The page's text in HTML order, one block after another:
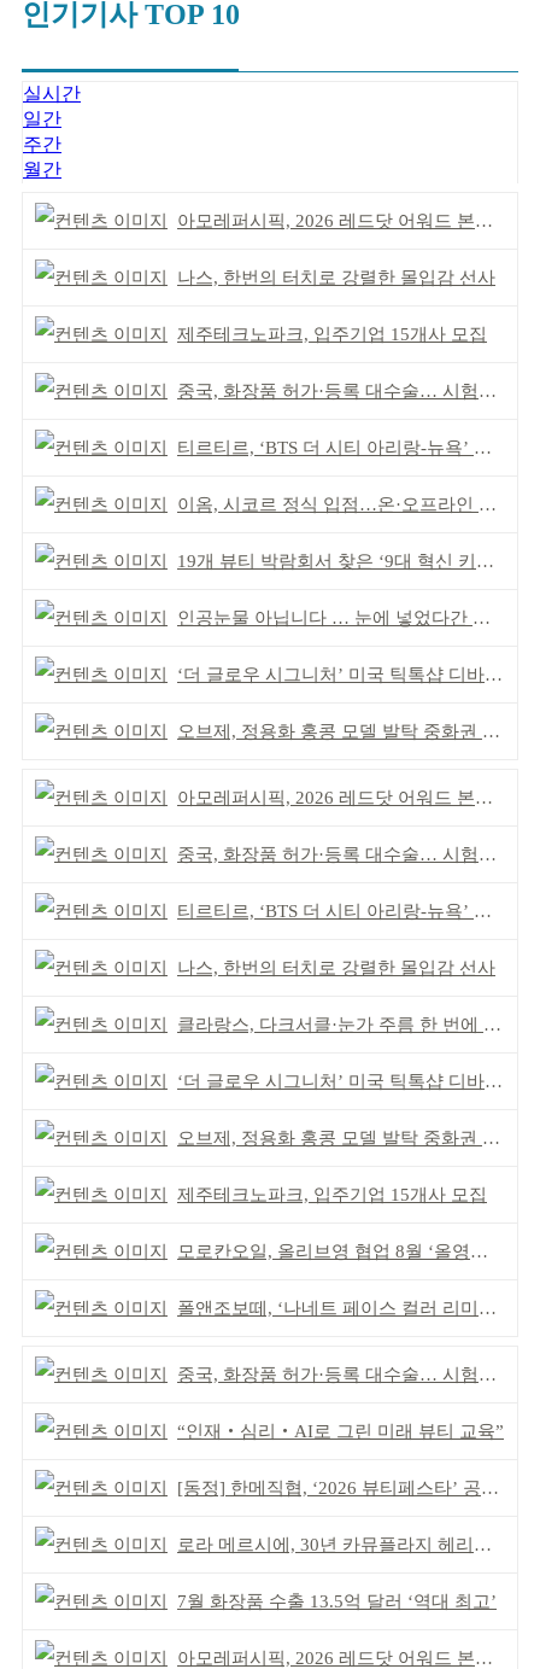
인기기사 TOP 10
실시간
일간
주간
월간
아모레퍼시픽, 2026 레드닷 어워드 본상 2개 수상
나스, 한번의 터치로 강렬한 몰입감 선사
제주테크노파크, 입주기업 15개사 모집
중국, 화장품 허가·등록 대수술… 시험자료 공용 허용
티르티르, ‘BTS 더 시티 아리랑-뉴욕’ 참여
이옴, 시코르 정식 입점…온·오프라인 유통망 확대
19개 뷰티 박람회서 찾은 ‘9대 혁신 키워드’
인공눈물 아닙니다 … 눈에 넣었다간 각막 손상
‘더 글로우 시그니처’ 미국 틱톡샵 디바이스 부문 1위
오브제, 정용화 홍콩 모델 발탁 중화권 공략 강화
아모레퍼시픽, 2026 레드닷 어워드 본상 2개 수상
중국, 화장품 허가·등록 대수술… 시험자료 공용 허용
티르티르, ‘BTS 더 시티 아리랑-뉴욕’ 참여
나스, 한번의 터치로 강렬한 몰입감 선사
클라랑스, 다크서클·눈가 주름 한 번에 더블 케어
‘더 글로우 시그니처’ 미국 틱톡샵 디바이스 부문 1위
오브제, 정용화 홍콩 모델 발탁 중화권 공략 강화
제주테크노파크, 입주기업 15개사 모집
모로칸오일, 올리브영 협업 8월 ‘올영픽’ 선정
폴앤조보떼, ‘나네트 페이스 컬러 리미티드’ 출시
중국, 화장품 허가·등록 대수술… 시험자료 공용 허용
“인재‧심리‧AI로 그린 미래 뷰티 교육”
[동정] 한메직협, ‘2026 뷰티페스타’ 공동 주최
로라 메르시에, 30년 카뮤플라지 헤리티지 담아
7월 화장품 수출 13.5억 달러 ‘역대 최고’
아모레퍼시픽, 2026 레드닷 어워드 본상 2개 수상